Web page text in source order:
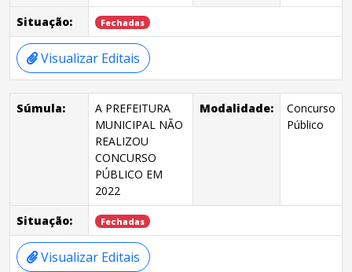
Situação: Fechadas
Visualizar Editais
Súmula:
A PREFEITURA
MUNICIPAL NÃO
REALIZOU
CONCURSO
PÚBLICO EM
2022
Modalidade:
Concurso
Público
Situação: Fechadas
Visualizar Editais